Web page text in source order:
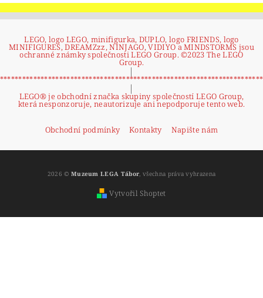
LEGO, logo LEGO, minifigurka, DUPLO, logo FRIENDS, logo
MINIFIGURES, DREAMZzz, NINJAGO, VIDIYO a MINDSTORMS jsou
ochranné známky společnosti LEGO Group. ©2023 The LEGO
Group.
|
|
LEGO® je obchodní značka skupiny společností LEGO Group,
která nesponzoruje, neautorizuje ani nepodporuje tento web.
Obchodní podmínky Kontakty Napište nám
2026 © Muzeum LEGA Tábor , všechna práva vyhrazena
Vytvořil Shoptet